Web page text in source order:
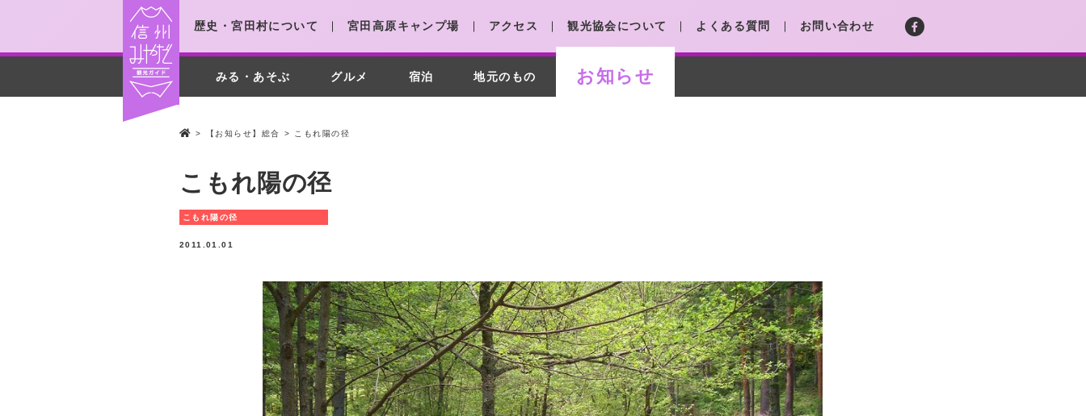
歴史・宮田村について 宮田高原キャンプ場 アクセス 観光協会について よくある質問 お問い合わせ
みる・あそぶ グルメ 宿泊 地元のもの お知らせ
> 【お知らせ】総合 > こもれ陽の径
こもれ陽の径
こもれ陽の径
2011.01.01